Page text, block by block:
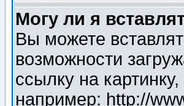
Могу ли я
Вы можете
возможности
ссылку на
например: http://